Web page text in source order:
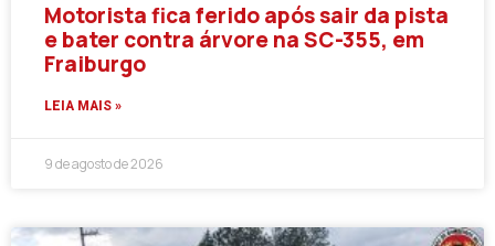
Motorista fica ferido após sair da pista
e bater contra árvore na SC-355, em
Fraiburgo
LEIA MAIS »
9 de agosto de 2026